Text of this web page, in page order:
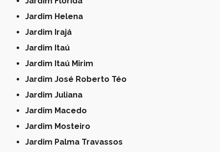
Jardim Helena
Jardim Irajá
Jardim Itaú
Jardim Itaú Mirim
Jardim José Roberto Téo
Jardim Juliana
Jardim Macedo
Jardim Mosteiro
Jardim Palma Travassos